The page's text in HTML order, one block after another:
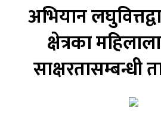
अभियान
क्षेत्रका
साक्षरतासम्बन्धी